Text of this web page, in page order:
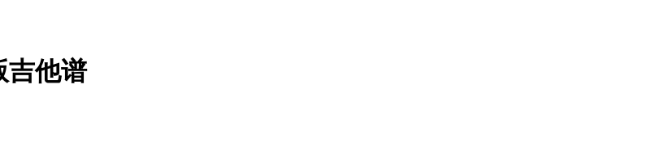
吉他谱